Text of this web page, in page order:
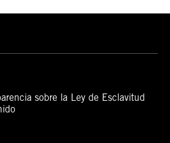
sobre la Ley de Esclavitud